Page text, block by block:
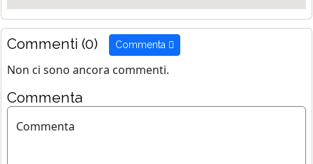
Commenti (0) Commenta
Non ci sono ancora commenti.
Commenta
Commenta